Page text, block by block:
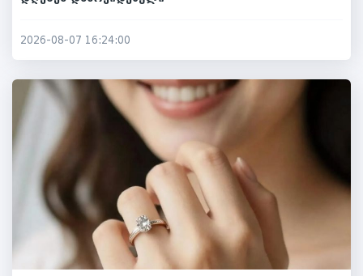
2026-08-07 16:24:00